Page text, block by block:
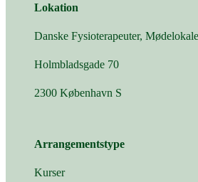
Lokation
Danske Fysioterapeuter,
Holmbladsgade 70
2300 København S
Arrangementstype
Kurser